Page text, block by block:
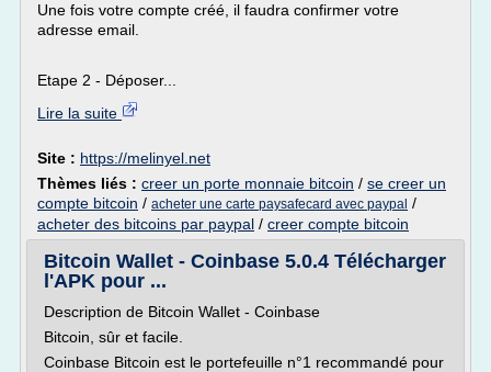
Une fois votre compte créé, il faudra confirmer votre
adresse email.
Etape 2 - Déposer...
Lire la suite
Site : https://melinyel.net
Thèmes liés : creer un porte monnaie bitcoin / se creer un
compte bitcoin / acheter une carte paysafecard avec paypal /
acheter des bitcoins par paypal / creer compte bitcoin
Bitcoin Wallet - Coinbase 5.0.4 Télécharger
l'APK pour ...
Description de Bitcoin Wallet - Coinbase
Bitcoin, sûr et facile.
Coinbase Bitcoin est le portefeuille n°1 recommandé pour